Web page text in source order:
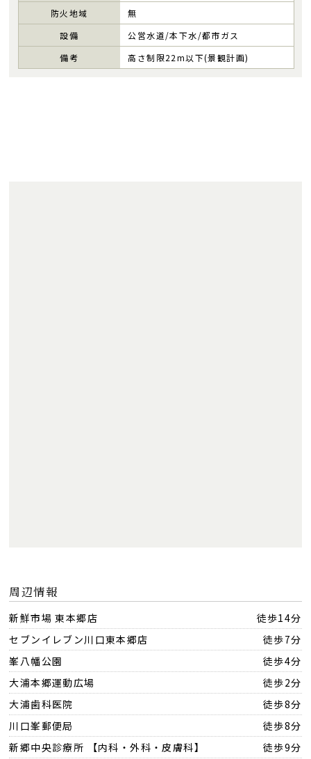
防火地域
無
設備
公営水道/本下水/都市ガス
備考
高さ制限22m以下(景観計画)
周辺情報
新鮮市場 東本郷店
徒歩14分
セブンイレブン川口東本郷店
徒歩7分
峯八幡公園
徒歩4分
大浦本郷運動広場
徒歩2分
大浦歯科医院
徒歩8分
川口峯郵便局
徒歩8分
新郷中央診療所 【内科・外科・皮膚科】
徒歩9分